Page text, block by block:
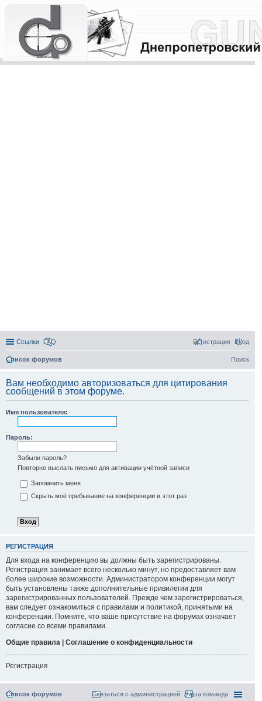
Ссылки FAQ Вход
Регистрация
Список форумов Поиск
Вам необходимо авторизоваться для цитирования
сообщений в этом форуме.
Имя пользователя:
Пароль:
Забыли пароль?
Повторно выслать письмо для активации учётной записи
Запомнить меня
Скрыть моё пребывание на конференции в этот раз
РЕГИСТРАЦИЯ
Для входа на конференцию вы должны быть зарегистрированы.
Регистрация занимает всего несколько минут, но предоставляет вам
более широкие возможности. Администратором конференции могут
быть установлены также дополнительные привилегии для
зарегистрированных пользователей. Прежде чем зарегистрироваться,
вам следует ознакомиться с правилами и политикой, принятыми на
конференции. Помните, что ваше присутствие на форумах означает
согласие со всеми правилами.
Общие правила | Соглашение о конфиденциальности
Регистрация
Список форумов Наша команда
Связаться с администрацией